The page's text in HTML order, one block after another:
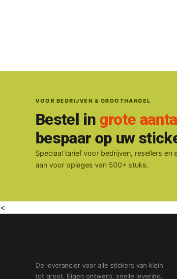
VOOR BEDRIJVEN & GROOTHANDEL
Bestel in grote
bespaar op uw
Speciaal tarief voor bedrijven, resellers en
aan voor oplages van 500+ stuks.
<
De leverancier voor alle stickers van klein
tot groot. Eigen ontwerp, snelle levering,